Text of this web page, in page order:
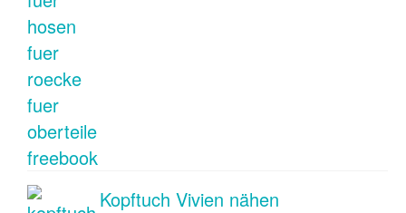
Kopftuch Vivien nähen